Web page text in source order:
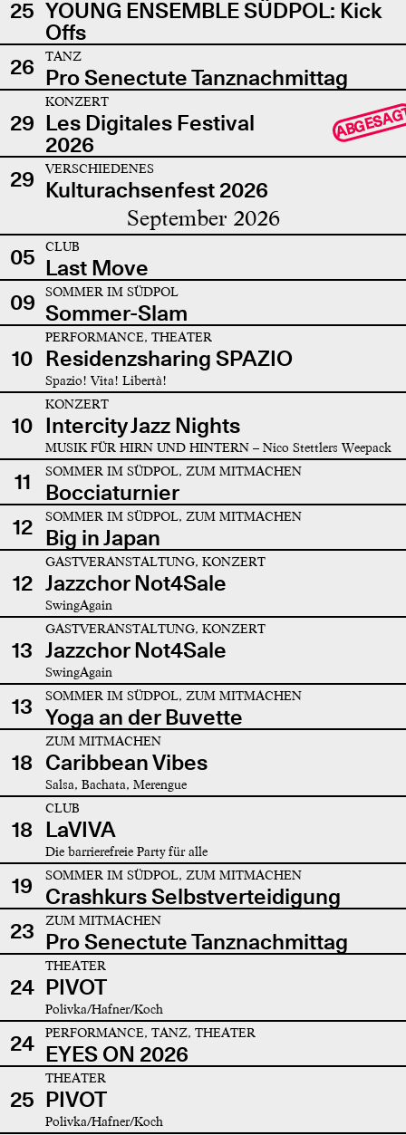
25 YOUNG ENSEMBLE SÜDPOL: Kick
Offs
26
TANZ
Pro Senectute Tanznachmittag
29
KONZERT
Les Digitales Festival
2026
29 VERSCHIEDENES
Kulturachsenfest 2026
September 2026
05 CLUB
Last Move
09
SOMMER IM SÜDPOL
Sommer-Slam
10
PERFORMANCE, THEATER
Residenzsharing SPAZIO
Spazio! Vita! Libertà!
10
KONZERT
Intercity Jazz Nights
MUSIK FÜR HIRN UND HINTERN – Nico Stettlers Weepack
11 SOMMER IM SÜDPOL, ZUM MITMACHEN
Bocciaturnier
12
SOMMER IM SÜDPOL, ZUM MITMACHEN
Big in Japan
12
GASTVERANSTALTUNG, KONZERT
Jazzchor Not4Sale
SwingAgain
13
GASTVERANSTALTUNG, KONZERT
Jazzchor Not4Sale
SwingAgain
13 SOMMER IM SÜDPOL, ZUM MITMACHEN
Yoga an der Buvette
18
ZUM MITMACHEN
Caribbean Vibes
Salsa, Bachata, Merengue
18
CLUB
LaVIVA
Die barrierefreie Party für alle
19 SOMMER IM SÜDPOL, ZUM MITMACHEN
Crashkurs Selbstverteidigung
23
ZUM MITMACHEN
Pro Senectute Tanznachmittag
24
THEATER
PIVOT
Polivka/Hafner/Koch
24 PERFORMANCE, TANZ, THEATER
EYES ON 2026
25
THEATER
PIVOT
Polivka/Hafner/Koch